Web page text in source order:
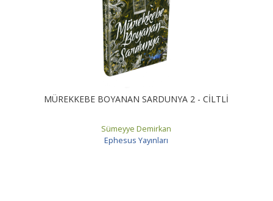
MÜREKKEBE BOYANAN SARDUNYA 2 - CİLTLİ
Sümeyye Demirkan
Ephesus Yayınları